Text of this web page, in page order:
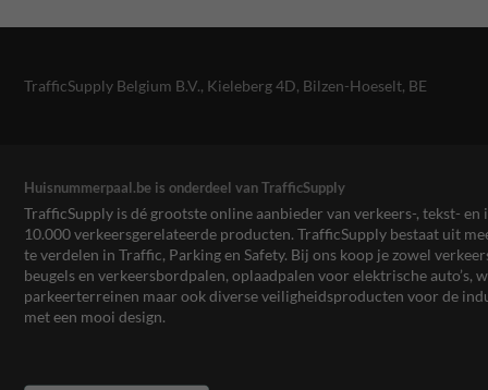
TrafficSupply Belgium B.V., Kieleberg 4D, Bilzen-Hoeselt, BE
Huisnummerpaal.be is onderdeel van TrafficSupply
TrafficSupply is dé grootste online aanbieder van verkeers-, tekst-
10.000 verkeersgerelateerde producten. TrafficSupply bestaat uit
te verdelen in Traffic, Parking en Safety. Bij ons koop je zowel
beugels en verkeersbordpalen, oplaadpalen voor elektrische auto’s,
parkeerterreinen maar ook diverse veiligheidsproducten voor de
met een mooi design.